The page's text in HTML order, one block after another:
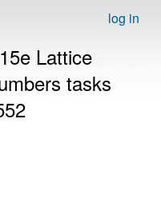
log in
Lattice
tasks